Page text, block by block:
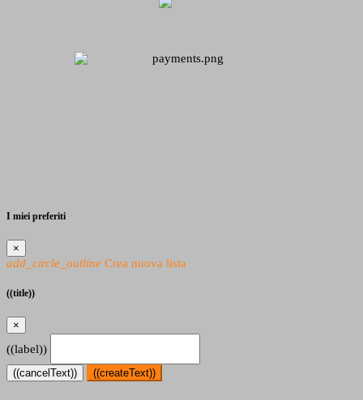
I miei preferiti
×
add_circle_outline Crea nuova lista
((title))
×
((label))
((cancelText)) ((createText))